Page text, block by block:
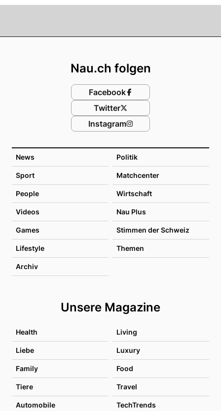
News Politik
Sport Matchcenter
People Wirtschaft
Videos Nau Plus
Games Stimmen der Schweiz
Lifestyle Themen
Archiv
Unsere Magazine
Health Living
Liebe Luxury
Family Food
Tiere Travel
Automobile TechTrends
Nau.ch folgen
Facebook
Twitter
Instagram